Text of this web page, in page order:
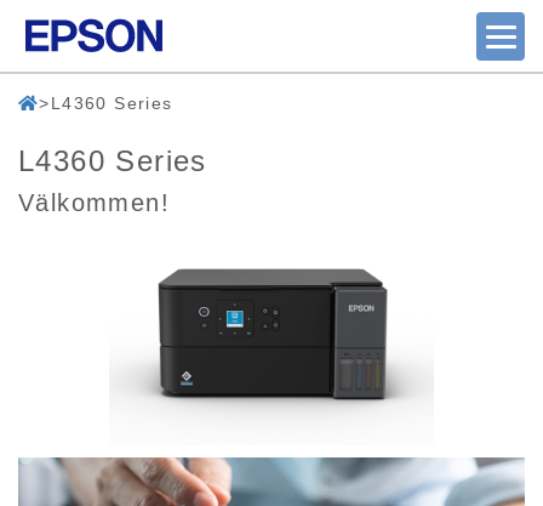
L4360 Series
L4360 Series
Välkommen!